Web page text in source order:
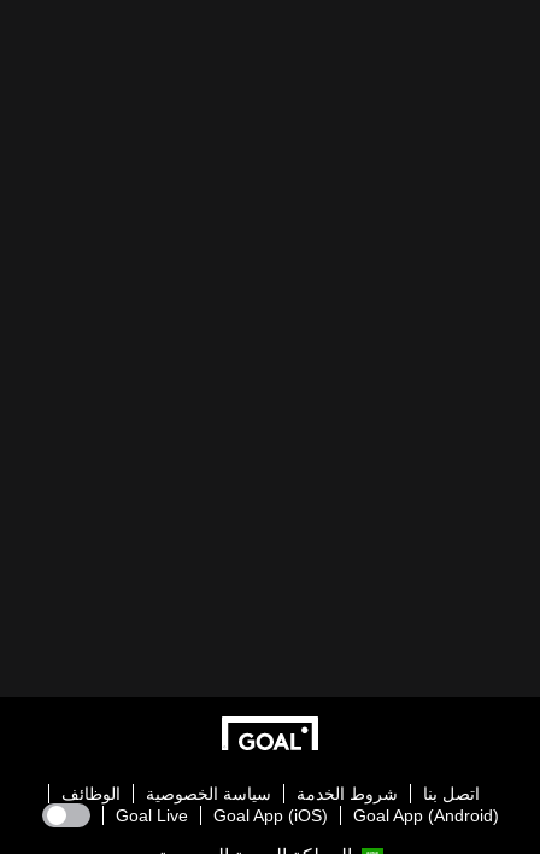
اتصل بنا شروط الخدمة سياسة الخصوصية
الوظائف
Goal App (Android)
Goal App (iOS)
Goal Live